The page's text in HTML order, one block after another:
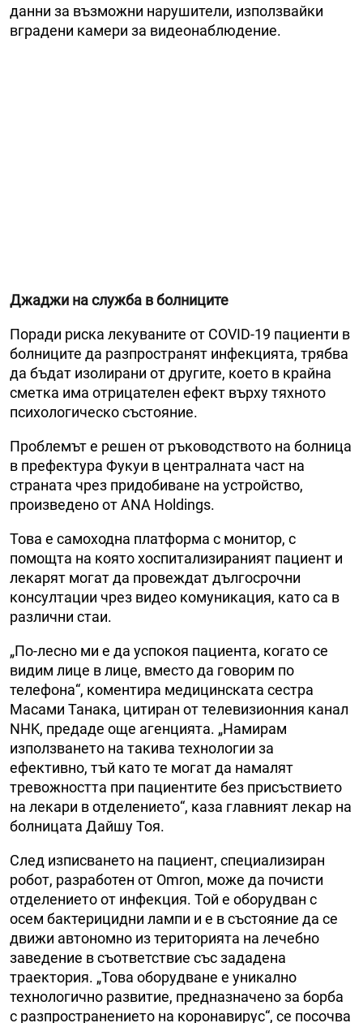
данни за възможни нарушители, използвайки
вградени камери за видеонаблюдение.
Джаджи на служба в болниците
Поради риска лекуваните от COVID-19 пациенти в
болниците да разпространят инфекцията, трябва
да бъдат изолирани от другите, което в крайна
сметка има отрицателен ефект върху тяхното
психологическо състояние.
Проблемът е решен от ръководството на болница
в префектура Фукуи в централната част на
страната чрез придобиване на устройство,
произведено от ANA Holdings.
Това е самоходна платформа с монитор, с
помощта на която хоспитализираният пациент и
лекарят могат да провеждат дългосрочни
консултации чрез видео комуникация, като са в
различни стаи.
„По-лесно ми е да успокоя пациента, когато се
видим лице в лице, вместо да говорим по
телефона“, коментира медицинската сестра
Масами Танака, цитиран от телевизионния канал
NHK, предаде още агенцията. „Намирам
използването на такива технологии за
ефективно, тъй като те могат да намалят
тревожността при пациентите без присъствието
на лекари в отделението“, каза главният лекар на
болницата Дайшу Тоя.
След изписването на пациент, специализиран
робот, разработен от Omron, може да почисти
отделението от инфекция. Той е оборудван с
осем бактерицидни лампи и е в състояние да се
движи автономно из територията на лечебно
заведение в съответствие със зададена
траектория. „Това оборудване е уникално
технологично развитие, предназначено за борба
с разпространението на коронавирус“, се посочва